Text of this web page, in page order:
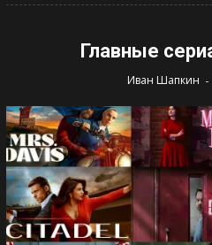
Главные
Иван Шапкин -